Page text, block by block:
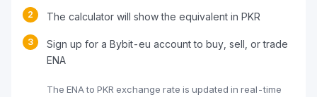
2 The calculator will show the equivalent in PKR
3
Sign up for a Bybit-eu account to buy, sell, or trade
ENA
The ENA to PKR exchange rate is updated in real-time